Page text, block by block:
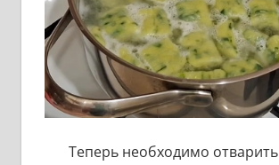
Теперь необходимо отварить